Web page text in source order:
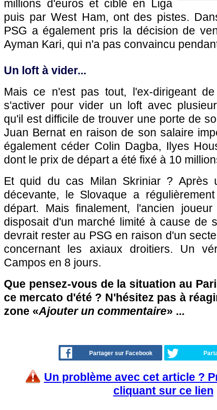
millions d'euros et ciblé en Liga
puis par West Ham, ont des pistes.
PSG a également pris la décision de
Ayman Kari, qui n'a pas convaincu
Un loft à vider...
Mais ce n'est pas tout, l'ex-dirigeant
s'activer pour vider un loft avec
qu'il est difficile de trouver une porte de
Juan Bernat en raison de son salaire
également céder Colin Dagba, Ilyes
dont le prix de départ a été fixé à 10
Et quid du cas Milan Skriniar ? Après
décevante, le Slovaque a
départ. Mais finalement, l'ancien
disposait d'un marché limité à cause de
devrait rester au PSG en raison d'un
concernant les axiaux droitiers. Un
Campos en 8 jours.
Que pensez-vous de la situation au
ce mercato d'été ? N'hésitez pas à
zone «Ajouter un commentaire» ...
Partager sur Facebook
Un problème avec cet article ?
cliquant sur ce lien